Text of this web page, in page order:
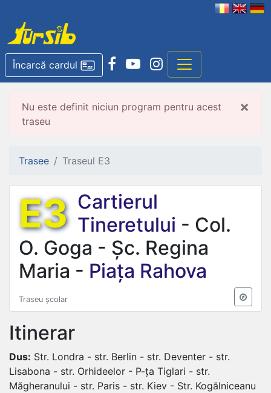
Încarcă cardul
×
Nu este definit niciun program pentru acest
traseu
Trasee Traseul E3
E3 Cartierul
Tineretului - Col.
O. Goga - Șc. Regina
Maria - Piața Rahova
Traseu școlar
Itinerar
Dus: Str. Londra - str. Berlin - str. Deventer - str.
Lisabona - str. Orhideelor - P-ța Tiglari - str.
Măgheranului - str. Paris - str. Kiev - Str. Kogălniceanu